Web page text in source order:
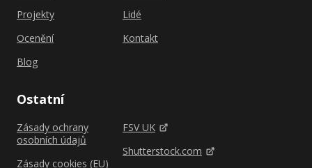
Projekty
Ocenění
Blog
Lidé
Kontakt
Ostatní
Zásady ochrany
osobních údajů
Zásady cookies (EU)
FSV UK
Shutterstock.com